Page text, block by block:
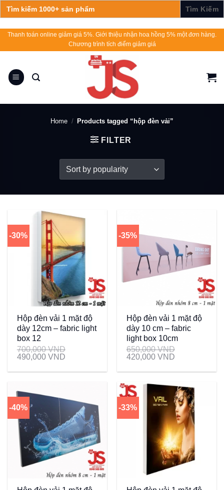
Search
for:
Skip
Thanh toán online giảm giá 5%. Giới thiệu nhận hoa hồng 5% một đơn hàng.
Chương trình tích điểm giảm giá
Home / Products tagged “hộp đèn vải”
FILTER
-30%
Hộp đèn vải 1 mặt độ
dày 12cm – fabric light
box 12
700,000VND
490,000 VND
-35%
Hộp đèn vải 1 mặt độ
dày 10 cm – fabric
light box 10cm
650,000VND
420,000 VND
-40% -33%